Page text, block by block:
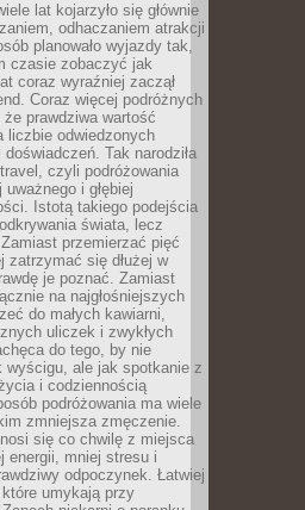
lat kojarzyło się głównie
odhaczaniem atrakcji
planowało wyjazdy tak,
czasie zobaczyć jak
coraz wyraźniej zaczął
Coraz więcej podróżnych
prawdziwa wartość
liczbie odwiedzonych
Tak narodziła
czyli podróżowania
i głębiej
Istotą takiego podejścia
świata, lecz
przemierzać pięć
zatrzymać się dłużej w
je poznać. Zamiast
na najgłośniejszych
do małych kawiarni,
uliczek i zwykłych
do tego, by nie
wyścigu, ale jak spotkanie z
i codziennością
podróżowania ma wiele
zmniejsza zmęczenie.
się co chwilę z miejsca
energii, mniej stresu i
odpoczynek. Łatwiej
umykają przy